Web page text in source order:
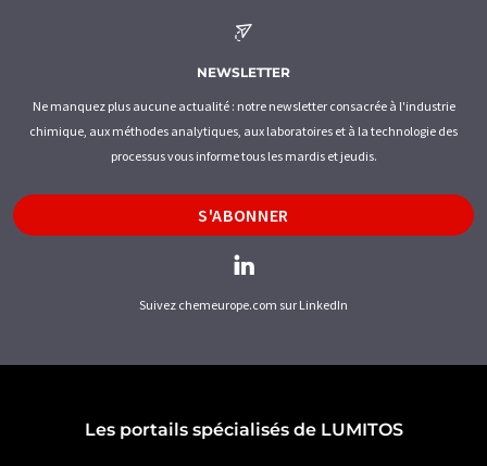
NEWSLETTER
Ne manquez plus aucune actualité : notre newsletter consacrée à l'industrie
chimique, aux méthodes analytiques, aux laboratoires et à la technologie des
processus vous informe tous les mardis et jeudis.
S'ABONNER
Suivez chemeurope.com sur LinkedIn
Les portails spécialisés de LUMITOS